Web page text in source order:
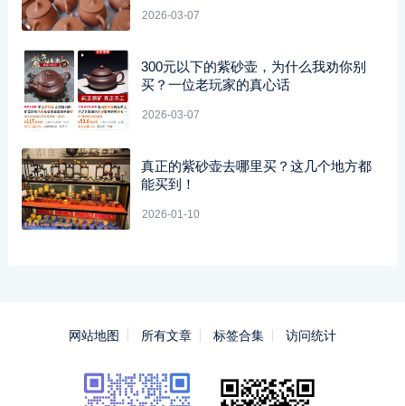
2026-03-07
300元以下的紫砂壶，为什么我劝你别
买？一位老玩家的真心话
2026-03-07
真正的紫砂壶去哪里买？这几个地方都
能买到！
2026-01-10
网站地图 所有文章 标签合集 访问统计